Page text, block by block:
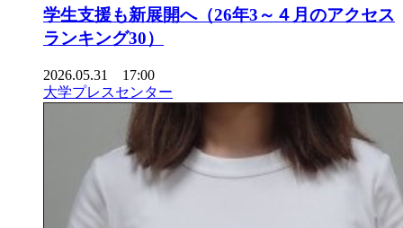
学生支援も新展開へ（26年3～４月のアクセス
ランキング30）
2026.05.31 17:00
大学プレスセンター